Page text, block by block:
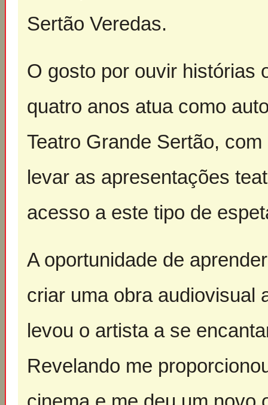
Sertão Veredas.
O gosto por ouvir histórias
quatro anos atua como
Teatro Grande Sertão,
levar as apresentações
acesso a este tipo de
A oportunidade de
criar uma obra audiovisual
levou o artista a se
Revelando me